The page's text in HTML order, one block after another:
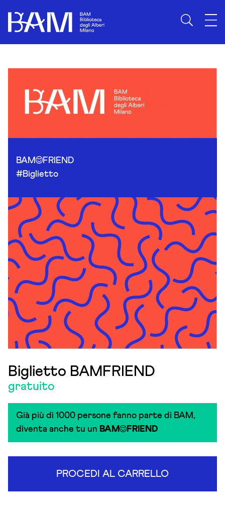
BAM
FRIEND
#Biglietto
Biglietto BAMFRIEND
gratuito
Già più di 1000 persone fanno parte di BAM,
diventa anche tu un BAM FRIEND
PROCEDI AL CARRELLO